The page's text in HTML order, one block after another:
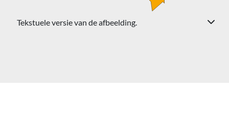
Tekstuele versie van de afbeelding.